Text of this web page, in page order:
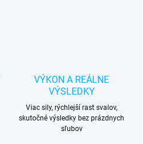
VÝKON A REÁLNE
VÝSLEDKY
Viac sily, rýchlejší rast svalov,
skutočné výsledky bez prázdnych
sľubov